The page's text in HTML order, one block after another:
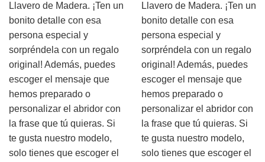
Llavero de Madera. ¡Ten un
bonito detalle con esa
persona especial y
sorpréndela con un regalo
original! Además, puedes
escoger el mensaje que
hemos preparado o
personalizar el abridor con
la frase que tú quieras. Si
te gusta nuestro modelo,
solo tienes que escoger el
Llavero de Madera. ¡Ten un
bonito detalle con esa
persona especial y
sorpréndela con un regalo
original! Además, puedes
escoger el mensaje que
hemos preparado o
personalizar el abridor con
la frase que tú quieras. Si
te gusta nuestro modelo,
solo tienes que escoger el